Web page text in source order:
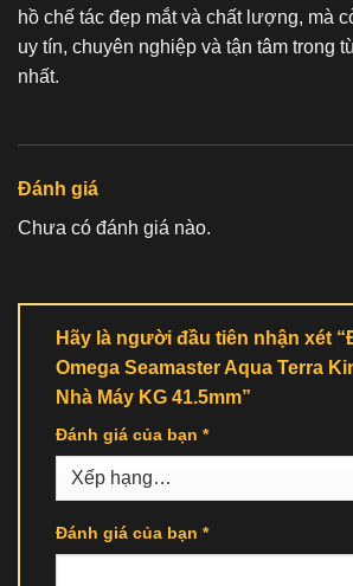
hồ chế tác đẹp mắt và chất lượng, mà
uy tín, chuyên nghiệp và tận tâm trong
nhất.
Đánh giá
Chưa có đánh giá nào.
Hãy là người đầu tiên nhận xét
Omega Seamaster Aqua Terra
Nhà Máy KG 41.5mm”
Đánh giá của bạn *
Đánh giá của bạn *